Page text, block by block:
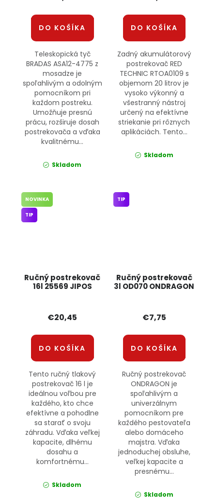
DO KOŠÍKA
Teleskopická tyč
BRADAS ASA12-4775 z
mosadze je
spoľahlivým a odolným
pomocníkom pri
každom postreku.
Umožňuje presnú
prácu, rozširuje dosah
postrekovača a vďaka
kvalitnému...
Skladom
DO KOŠÍKA
Zadný akumulátorový
postrekovač RED
TECHNIC RTOA0109 s
objemom 20 litrov je
vysoko výkonný a
všestranný nástroj
určený na efektívne
striekanie pri rôznych
aplikáciách. Tento...
Skladom
Ručný postrekovač
16l 25569 JIPOS
NOVINKA
TIP
€20,45
DO KOŠÍKA
Tento ručný tlakový
postrekovač 16 l je
ideálnou voľbou pre
každého, kto chce
efektívne a pohodlne
sa starať o svoju
záhradu. Vďaka veľkej
kapacite, dlhému
dosahu a
komfortnému...
Skladom
Ručný postrekovač
3l OD070 ONDRAGON
TIP
€7,75
DO KOŠÍKA
Ručný postrekovač
ONDRAGON je
spoľahlivým a
univerzálnym
pomocníkom pre
každého pestovateľa
alebo domáceho
majstra. Vďaka
jednoduchej obsluhe,
veľkej kapacite a
presnému...
Skladom